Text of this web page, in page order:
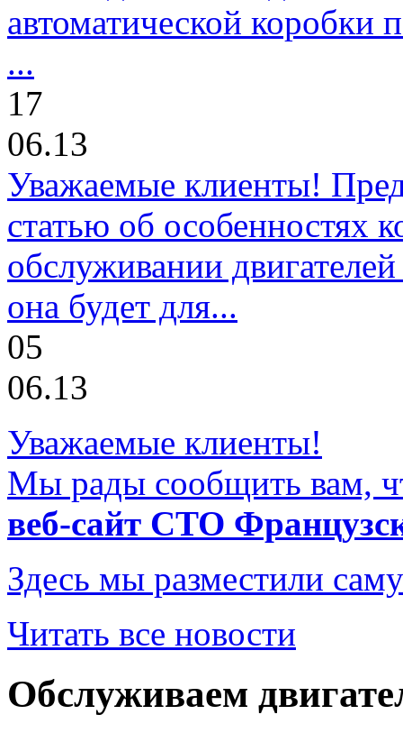
автоматической коробки
...
17
06.13
Уважаемые клиенты!
статью об особенностях
обслуживании
она будет для...
05
06.13
Уважаемые клиенты!
Мы рады сообщить вам,
веб-сайт СТО
Здесь мы разместили
Читать все новости
Обслуживаем